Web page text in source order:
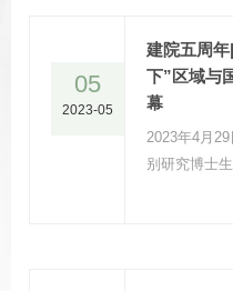
院长昝涛教
05
2023-05
建院五周
下”区域与
幕
2023年4月
别研究博士